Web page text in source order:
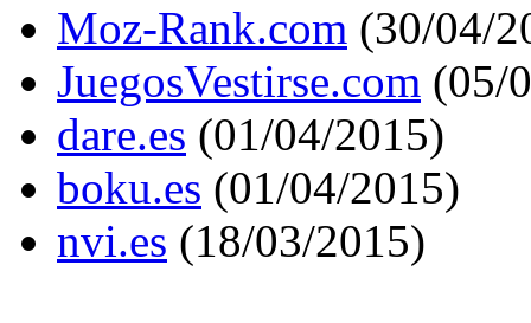
Moz-Rank.com (30/04/
JuegosVestirse.com (05/
dare.es (01/04/2015)
boku.es (01/04/2015)
nvi.es (18/03/2015)